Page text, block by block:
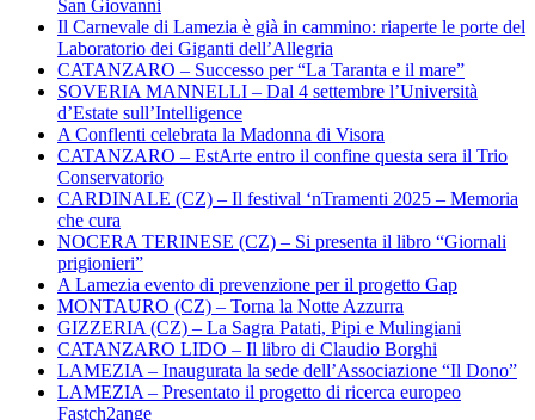
San Giovanni
Il Carnevale di Lamezia è già in cammino: riaperte le porte del
Laboratorio dei Giganti dell’Allegria
CATANZARO – Successo per “La Taranta e il mare”
SOVERIA MANNELLI – Dal 4 settembre l’Università
d’Estate sull’Intelligence
A Conflenti celebrata la Madonna di Visora
CATANZARO – EstArte entro il confine questa sera il Trio
Conservatorio
CARDINALE (CZ) – Il festival ‘nTramenti 2025 – Memoria
che cura
NOCERA TERINESE (CZ) – Si presenta il libro “Giornali
prigionieri”
A Lamezia evento di prevenzione per il progetto Gap
MONTAURO (CZ) – Torna la Notte Azzurra
GIZZERIA (CZ) – La Sagra Patati, Pipi e Mulingiani
CATANZARO LIDO – Il libro di Claudio Borghi
LAMEZIA – Inaugurata la sede dell’Associazione “Il Dono”
LAMEZIA – Presentato il progetto di ricerca europeo
Fastch2ange